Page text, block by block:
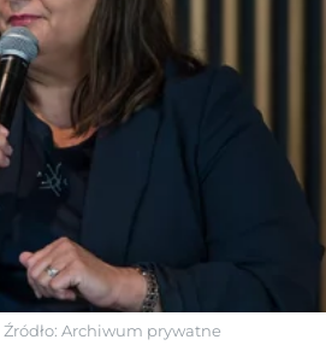
Źródło: Archiwum prywatne